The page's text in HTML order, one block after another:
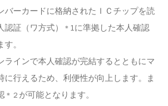
ーカードに格納されたＩＣチップを読
証（ワ方式）
＊1に準拠した本人確認
。
インで本人確認が完結するとともにマ
に行えるため、利便性が向上します。ま
＊２ が可能となります。